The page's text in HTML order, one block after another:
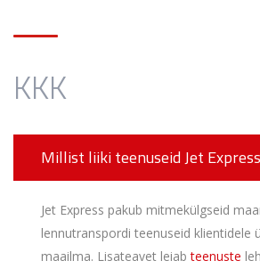
KKK
Millist liiki teenuseid Jet
Jet Express pakub mitmekülgseid
lennutranspordi teenuseid klientidele
maailma. Lisateavet leiabteenuste